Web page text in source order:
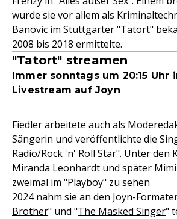
wurde sie vor allem als
Banovic im Stuttgarter "Tatort"
2008 bis 2018 ermittelte.
"Tatort" streamen
Immer sonntags um 20:15 Uhr
Livestream auf Joyn
Fiedler arbeitete auch als
Sängerin und veröffentlichte die
Radio/Rock 'n' Roll Star". Unter den
Miranda Leonhardt und später
zweimal im "Playboy" zu sehen
2024 nahm sie an den Joyn-
Brother" und "The Masked Singer"